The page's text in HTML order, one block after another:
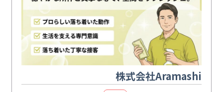
株式会社Aramashi